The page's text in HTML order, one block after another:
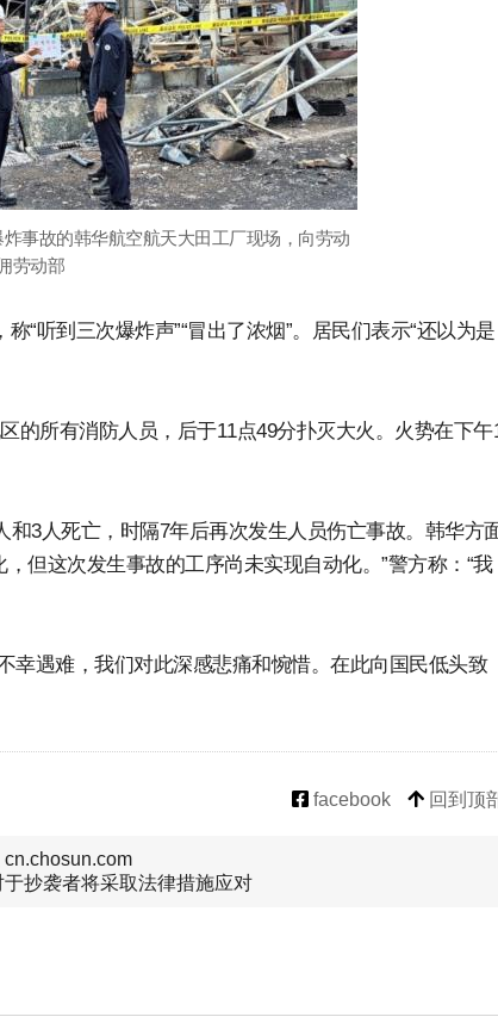
事故的韩华航空航天大田工厂现场，向劳动
劳动部
“听到三次爆炸声”“冒出了浓烟”。居民们表示“还以为是
的所有消防人员，后于11点49分扑灭大火。火势在下午
3人死亡，时隔7年后再次发生人员伤亡事故。韩华方
但这次发生事故的工序尚未实现自动化。”警方称：“我
幸遇难，我们对此深感悲痛和惋惜。在此向国民低头致
facebook
回到顶
抄袭者将采取法律措施应对